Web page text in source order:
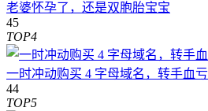
老婆怀孕了，还是双胞胎宝宝
45
TOP4
一时冲动购买 4 字母域名，转手血亏
44
TOP5